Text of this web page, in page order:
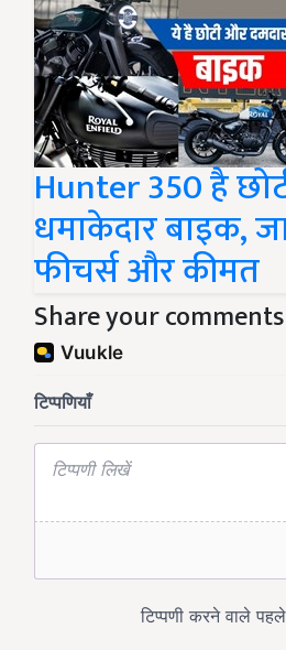
Hunter 350 है
धमाकेदार बाइक,
फीचर्स और कीमत
Share your comments